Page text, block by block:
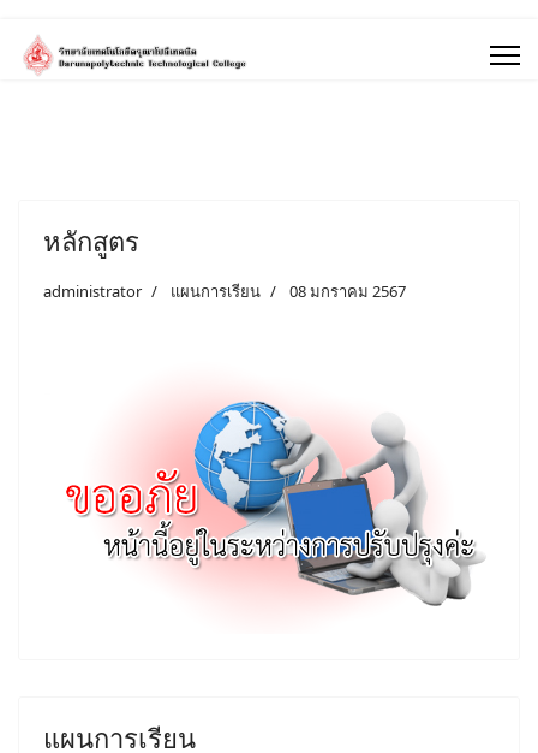
หลักสูตร
administrator แผนการเรียน 08 มกราคม 2567
แผนการเรียน